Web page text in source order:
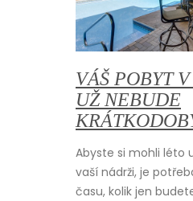
VÁŠ POBYT
UŽ NEBUDE
Abyste si mohli léto
vaší nádrži, je
času, kolik jen